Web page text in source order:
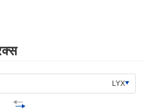
LYX
अपग्रेड प्लेटफॉर्म की स्केलेबिलिटी और
विकेंद्रीकृत अनुप्रयोगों के लिए एक अधिक
काम कर रहा है ताकि ब्लॉकचेन क्षेत्र में अपनी
जा सके, जिसमें आने वाले महीनों में विशिष्ट
शासन निर्णय भी एजेंडे पर हैं, जिसमें प्लेटफॉर्म